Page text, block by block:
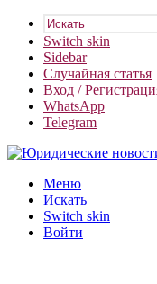
Switch skin
Sidebar
Случайная статья
Вход /
WhatsApp
Telegram
Меню
Искать
Switch skin
Войти